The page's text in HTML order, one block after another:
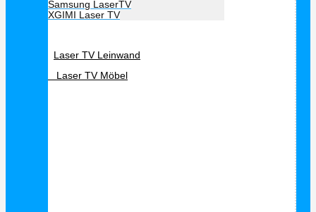
Samsung LaserTV
XGIMI Laser TV
Laser TV Leinwand
Laser TV Möbel